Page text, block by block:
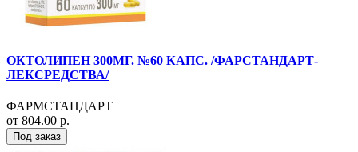
ОКТОЛИПЕН 300МГ. №60 КАПС. /ФАРСТАНДАРТ-
ЛЕКСРЕДСТВА/
ФАРМСТАНДАРТ
от 804.00 р.
Под заказ